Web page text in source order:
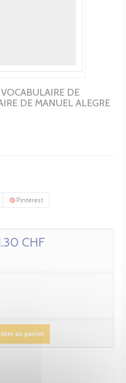
DE
DE MANUEL ALEGRE
Pinterest
CHF
au panier